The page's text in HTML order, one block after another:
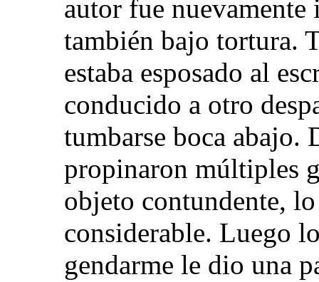
autor fue
también bajo tortura.
estaba esposado al
conducido a otro
tumbarse boca abajo.
propinaron múltiples
objeto contundente,
considerable. Luego
gendarme le dio una